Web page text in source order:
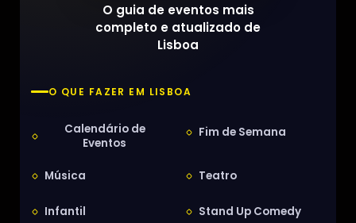
O guia de eventos mais
completo e atualizado de
Lisboa
O QUE FAZER EM LISBOA
Calendário de
Eventos
Fim de Semana
Música Teatro
Infantil Stand Up Comedy